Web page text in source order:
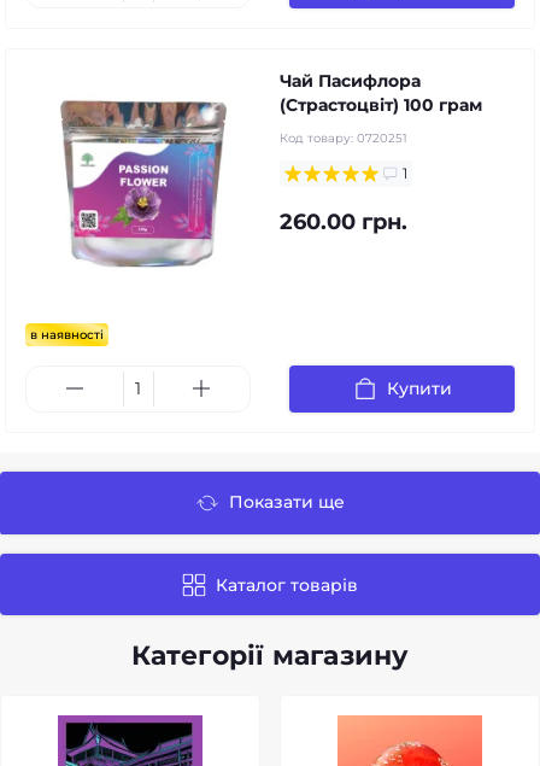
в наявності
Чай Пасифлора
(Страстоцвіт) 100 грам
Код товару: 0720251
1
260.00 грн.
Купити
Показати ще
Каталог товарів
Категорії магазину